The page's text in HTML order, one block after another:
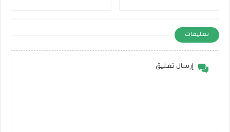
تعليقات
إرسال تعليق